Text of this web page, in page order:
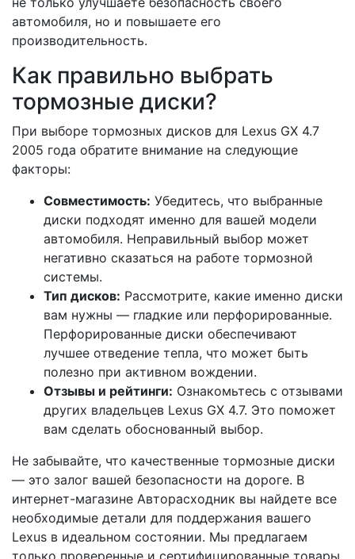
автомобиля, но и повышаете его
производительность.
Как правильно выбрать
тормозные диски?
При выборе тормозных дисков для Lexus GX 4.7
2005 года обратите внимание на следующие
факторы:
Совместимость: Убедитесь, что выбранные
диски подходят именно для вашей модели
автомобиля. Неправильный выбор может
негативно сказаться на работе тормозной
системы.
Тип дисков: Рассмотрите, какие именно диски
вам нужны — гладкие или перфорированные.
Перфорированные диски обеспечивают
лучшее отведение тепла, что может быть
полезно при активном вождении.
Отзывы и рейтинги: Ознакомьтесь с отзывами
других владельцев Lexus GX 4.7. Это поможет
вам сделать обоснованный выбор.
Не забывайте, что качественные тормозные диски
— это залог вашей безопасности на дороге. В
интернет-магазине Авторасходник вы найдете все
необходимые детали для поддержания вашего
Lexus в идеальном состоянии. Мы предлагаем
только проверенные и сертифицированные товары